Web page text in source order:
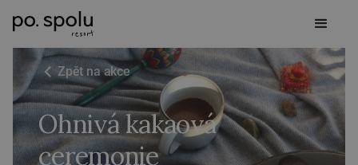
Zpět na akce
Ohnivá kakaová
ceremonie